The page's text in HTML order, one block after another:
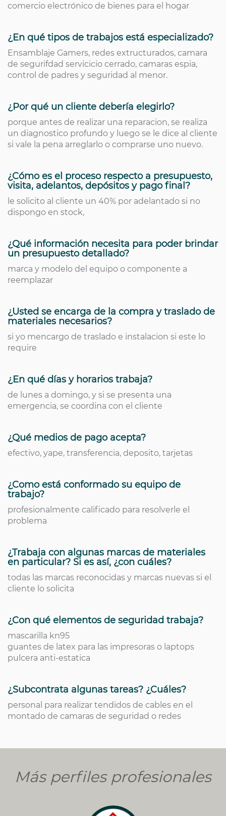
comercio electrónico de bienes para el hogar
¿En qué tipos de trabajos está especializado?
Ensamblaje Gamers, redes extructurados, camara
de segurifdad servicicio cerrado, camaras espia,
control de padres y seguridad al menor.
¿Por qué un cliente debería elegirlo?
porque antes de realizar una reparacion, se realiza
un diagnostico profundo y luego se le dice al cliente
si vale la pena arreglarlo o comprarse uno nuevo.
¿Cómo es el proceso respecto a presupuesto,
visita, adelantos, depósitos y pago final?
le solicito al cliente un 40% por adelantado si no
dispongo en stock,
¿Qué información necesita para poder brindar
un presupuesto detallado?
marca y modelo del equipo o componente a
reemplazar
¿Usted se encarga de la compra y traslado de
materiales necesarios?
si yo mencargo de traslado e instalacion si este lo
require
¿En qué días y horarios trabaja?
de lunes a domingo, y si se presenta una
emergencia, se coordina con el cliente
¿Qué medios de pago acepta?
efectivo, yape, transferencia, deposito, tarjetas
¿Como está conformado su equipo de
trabajo?
profesionalmente calificado para resolverle el
problema
¿Trabaja con algunas marcas de materiales
en particular? Si es así, ¿con cuáles?
todas las marcas reconocidas y marcas nuevas si el
cliente lo solicita
¿Con qué elementos de seguridad trabaja?
mascarilla kn95
guantes de latex para las impresoras o laptops
pulcera anti-estatica
¿Subcontrata algunas tareas? ¿Cuáles?
personal para realizar tendidos de cables en el
montado de camaras de seguridad o redes
Más perfiles profesionales